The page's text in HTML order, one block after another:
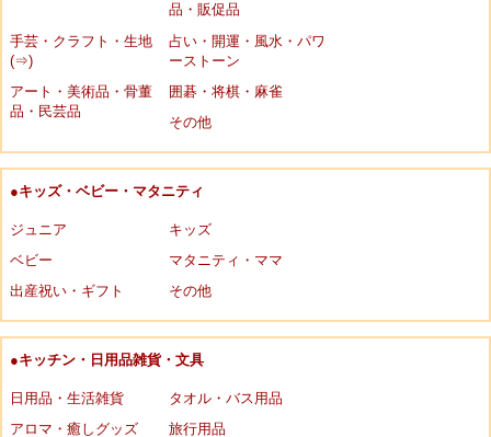
品・販促品
手芸・クラフト・生地
(⇒)
占い・開運・風水・パワ
ーストーン
アート・美術品・骨董
品・民芸品
囲碁・将棋・麻雀
その他
●キッズ・ベビー・マタニティ
ジュニア
キッズ
ベビー
マタニティ・ママ
出産祝い・ギフト
その他
●キッチン・日用品雑貨・文具
日用品・生活雑貨
タオル・バス用品
アロマ・癒しグッズ
旅行用品